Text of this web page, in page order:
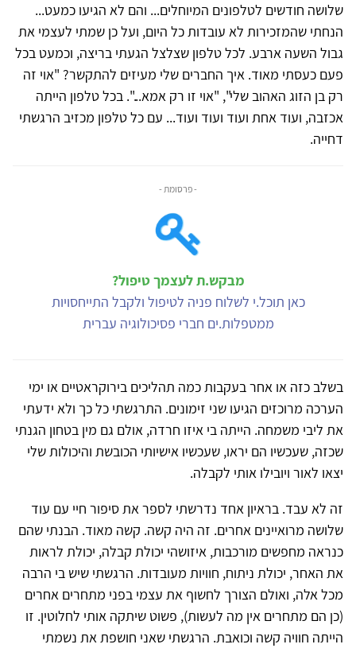
שלושה חודשים לטלפונים המיוחלים... והם לא הגיעו כמעט...
הנחתי שהמזכירות לא עובדות כל היום, ועל כן שמתי לעצמי את
גבול השעה ארבע. לכל טלפון שצלצל הגעתי בריצה, וכמעט בכל
פעם כעסתי מאוד. איך החברים שלי מעיזים להתקשר? "אוי זה
רק בן הזוג האהוב שלי", "אוי זו רק אמא...". בכל טלפון הייתה
אכזבה, ועוד אחת ועוד ועוד ועוד... עם כל טלפון מכזיב הרגשתי
דחייה.
- פרסומת -
מבקש.ת לעצמך טיפול?
כאן תוכל.י לשלוח פניה לטיפול ולקבל התייחסויות
ממטפלות.ים חברי פסיכולוגיה עברית
בשלב כזה או אחר בעקבות כמה תהליכים בירוקראטיים או ימי
הערכה מרוכזים הגיעו שני זימונים. התרגשתי כל כך ולא ידעתי
את ליבי משמחה. הייתה בי איזו חרדה, אולם גם מין בטחון הגנתי
שכזה, שעכשיו הם יראו, שעכשיו אישיותי הכובשת והיכולות שלי
יצאו לאור ויובילו אותי לקבלה.
זה לא עבד. בראיון אחד נדרשתי לספר את סיפור חיי עם עוד
שלושה מרואיינים אחרים. זה היה קשה. קשה מאוד. הבנתי שהם
כנראה מחפשים מורכבות, איזושהי יכולת קבלה, יכולת לראות
את האחר, יכולת ניתוח, חוויות מעובדות. הרגשתי שיש בי הרבה
מכל אלה, ואולם הצורך לחשוף את עצמי בפני מתחרים אחרים
(כן הם מתחרים אין מה לעשות), פשוט שיתקה אותי לחלוטין. זו
הייתה חוויה קשה וכואבת. הרגשתי שאני חושפת את נשמתי